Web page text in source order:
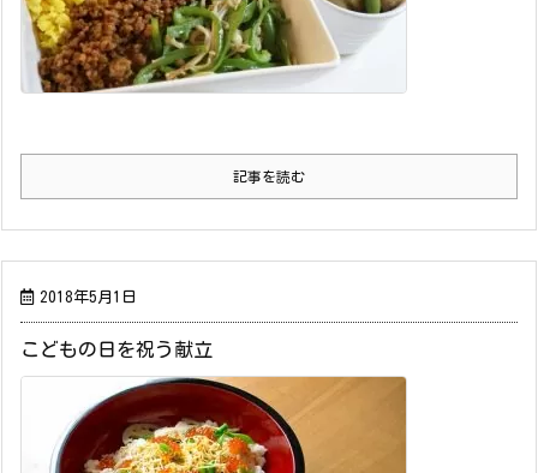
記事を読む
2018年5月1日
こどもの日を祝う献立